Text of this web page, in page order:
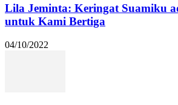
Lila Jeminta: Keringat Suamiku
untuk Kami Bertiga
04/10/2022